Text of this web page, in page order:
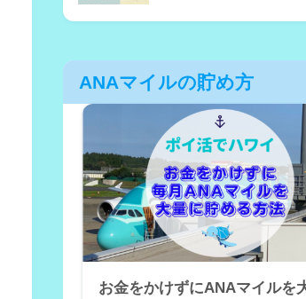
ANAマイルの貯め方
お金をかけずにANAマイルを